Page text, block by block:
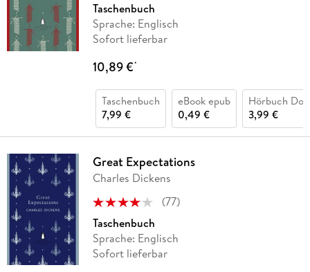
Taschenbuch
Sprache: Englisch
Sofort lieferbar
10,89 €*
Taschenbuch
7,99 €
eBook epub
0,49 €
Hörbuch
3,99 €
Great Expectations
Charles Dickens
(77)
Taschenbuch
Sprache: Englisch
Sofort lieferbar